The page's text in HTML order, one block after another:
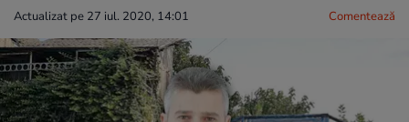
Actualizat pe 27 iul. 2020, 14:01 Comentează